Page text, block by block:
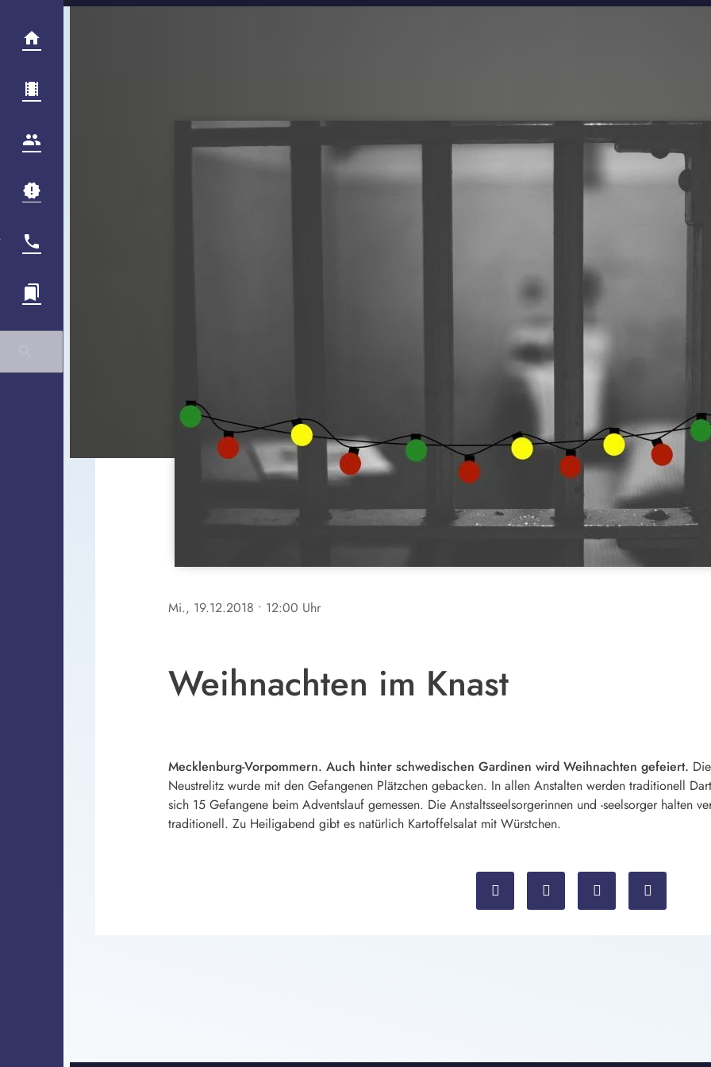
Mi., 19.12.2018 • 12:00 Uhr
Weihnachten im Knast
Mecklenburg-Vorpommern. Auch hinter schwedischen Gardinen wird Weihnachten gefeiert.
Neustrelitz wurde mit den Gefangenen Plätzchen gebacken. In allen Anstalten werden traditionell
sich 15 Gefangene beim Adventslauf gemessen. Die Anstaltsseelsorgerinnen und -seelsorger halten
traditionell. Zu Heiligabend gibt es natürlich Kartoffelsalat mit Würstchen.